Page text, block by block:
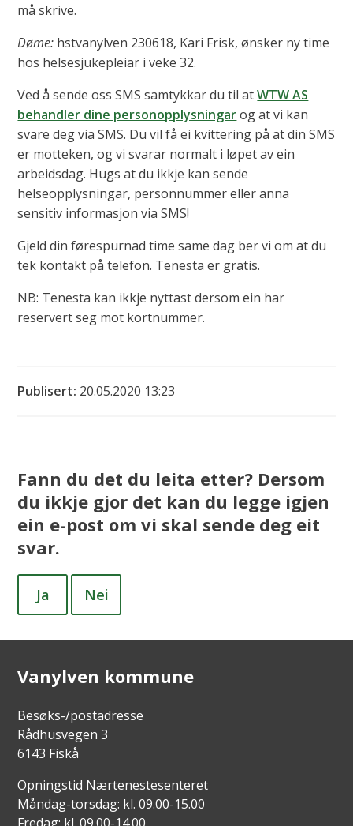
må skrive.
Døme: hstvanylven 230618, Kari Frisk, ønsker ny time
hos helsesjukepleiar i veke 32.
Ved å sende oss SMS samtykkar du til atWTW AS
behandler dine personopplysningarog at vi kan
svare deg via SMS. Du vil få ei kvittering på at din SMS
er motteken, og vi svarar normalt i løpet av ein
arbeidsdag. Hugs at du ikkje kan sende
helseopplysningar, personnummer eller anna
sensitiv informasjon via SMS!
Gjeld din førespurnad time same dag ber vi om at du
tek kontakt på telefon. Tenesta er gratis.
NB: Tenesta kan ikkje nyttast dersom ein har
reservert seg mot kortnummer.
Publisert 20.05.2020 13:23
Fann du det du leita etter? Dersom
du ikkje gjor det kan du legge igjen
ein e-post om vi skal sende deg eit
svar.
Ja Nei
Vanylven kommune
Besøks-/postadresse
Rådhusvegen 3
6143 Fiskå
Opningstid Nærtenestesenteret
Måndag-torsdag: kl. 09.00-15.00